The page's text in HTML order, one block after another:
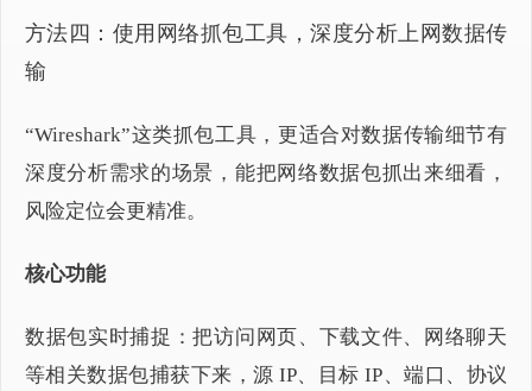
方法四：使用网络抓包工具，深度分析上网数据传
输
“Wireshark”这类抓包工具，更适合对数据传输细节有
深度分析需求的场景，能把网络数据包抓出来细看，
风险定位会更精准。
核心功能
数据包实时捕捉：把访问网页、下载文件、网络聊天
等相关数据包捕获下来，源 IP、目标 IP、端口、协议